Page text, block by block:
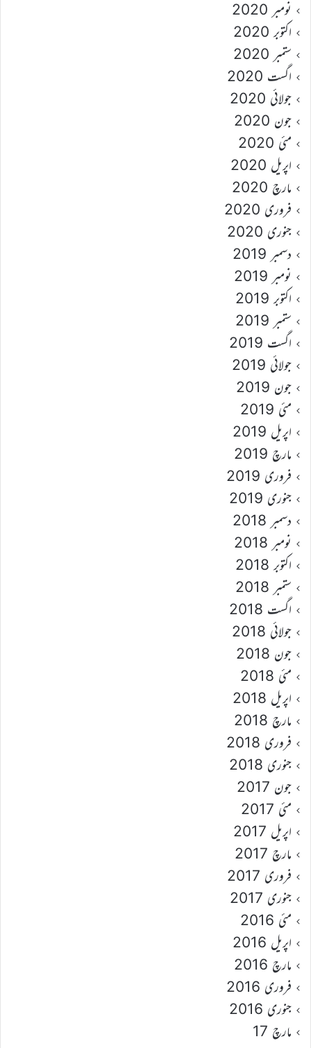
نومبر 2020
اکتوبر 2020
ستمبر 2020
اگست 2020
جولائی 2020
جون 2020
مئی 2020
اپریل 2020
مارچ 2020
فروری 2020
جنوری 2020
دسمبر 2019
نومبر 2019
اکتوبر 2019
ستمبر 2019
اگست 2019
جولائی 2019
جون 2019
مئی 2019
اپریل 2019
مارچ 2019
فروری 2019
جنوری 2019
دسمبر 2018
نومبر 2018
اکتوبر 2018
ستمبر 2018
اگست 2018
جولائی 2018
جون 2018
مئی 2018
اپریل 2018
مارچ 2018
فروری 2018
جنوری 2018
جون 2017
مئی 2017
اپریل 2017
مارچ 2017
فروری 2017
جنوری 2017
مئی 2016
اپریل 2016
مارچ 2016
فروری 2016
جنوری 2016
مارچ 17